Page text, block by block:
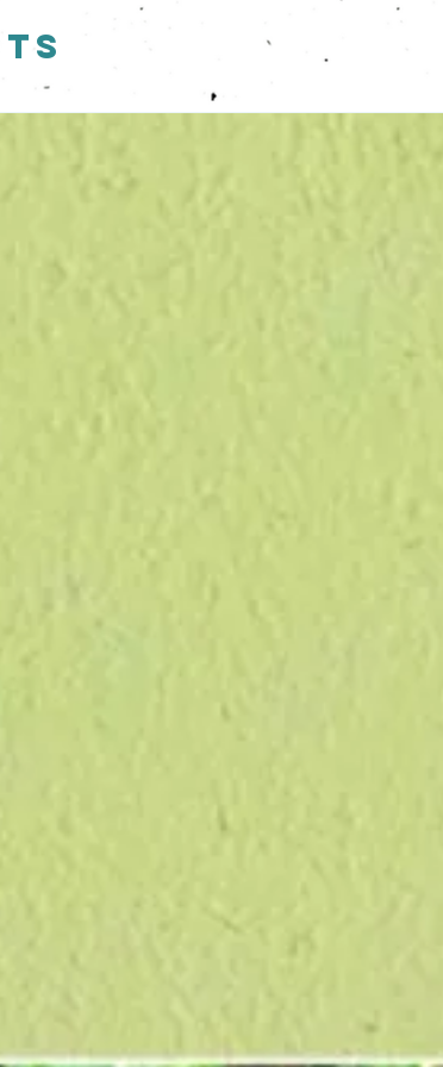
umido almeno per i primi giorni.
Vedrete spuntare vita, profumo e colore